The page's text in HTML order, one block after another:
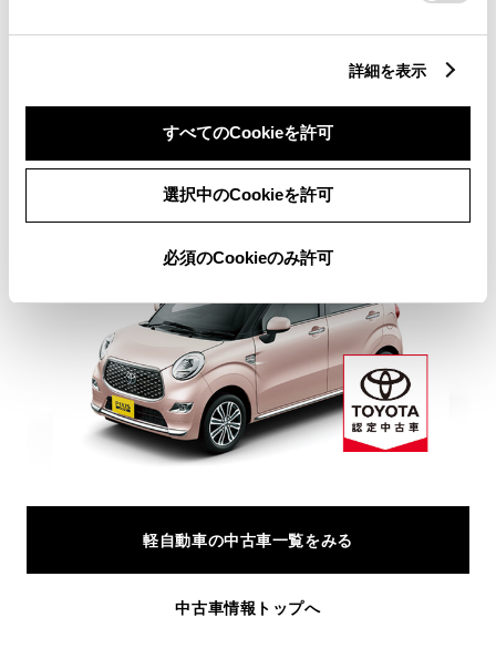
詳細を表示
すべてのCookieを許可
選択中のCookieを許可
必須のCookieのみ許可
軽自動車の中古車情報
トヨタならではの安心と選びやすさで
きっとあなたにぴったりの中古車が見つかる。
軽自動車の中古車一覧をみる
中古車情報トップへ